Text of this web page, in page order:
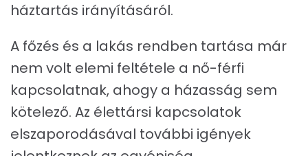
háztartás irányításáról.
A főzés és a lakás rendben tartása már
nem volt elemi feltétele a nő-férfi
kapcsolatnak, ahogy a házasság sem
kötelező. Az élettársi kapcsolatok
elszaporodásával további igények